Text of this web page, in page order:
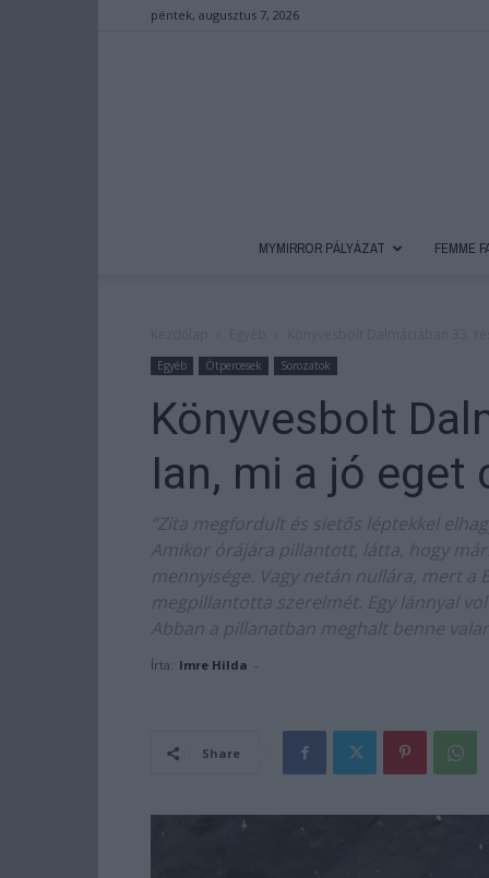
péntek, augusztus 7, 2026
MYMIRROR PÁLYÁZAT FEMME
Egyéb Ötpercesek Sorozatok
Könyvesbolt
Ian, mi a jó eget
“Zita megfordult és sietős léptekkel
Amikor órájára pillantott, látta, hogy
mennyisége. Vagy netán nullára, mert
megpillantotta szerelmét. Egy lánnyal
Abban a pillanatban meghalt benne
Írta: Imre Hilda -
Share